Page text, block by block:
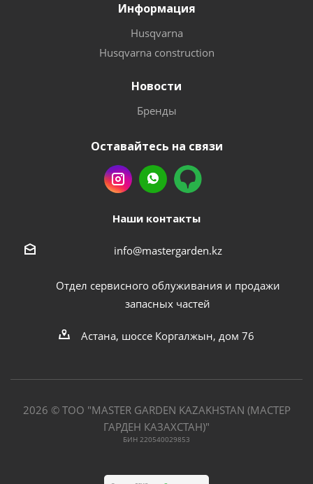
Информация
Husqvarna
Husqvarna construction
Новости
Бренды
Оставайтесь на связи
Наши контакты
info@mastergarden.kz
Отдел сервисного облуживания и продажи
запасных частей
Астана, шоссе Коргалжын, дом 76
2026 © ТОО "MASTER GARDEN KAZAKHSTAN (МАСТЕР
ГАРДЕН КАЗАХСТАН)"
БИН 220540029853